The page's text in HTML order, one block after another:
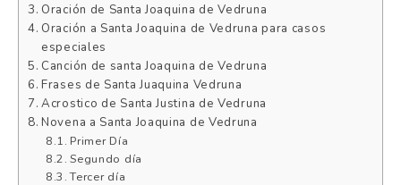
Oración de Santa Joaquina de Vedruna
Oración a Santa Joaquina de Vedruna para casos
especiales
Canción de santa Joaquina de Vedruna
Frases de Santa Juaquina Vedruna
Acrostico de Santa Justina de Vedruna
Novena a Santa Joaquina de Vedruna
Primer Día
Segundo día
Tercer día